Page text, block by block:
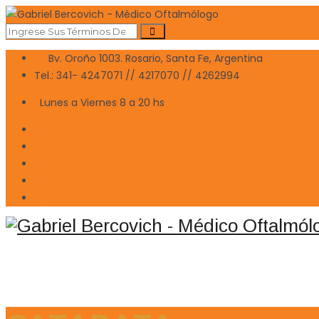
Bv. Oroño 1003. Rosario, Santa Fe, Argentina
Tel.: 341- 4247071 // 4217070 // 4262994
Lunes a Viernes 8 a 20 hs